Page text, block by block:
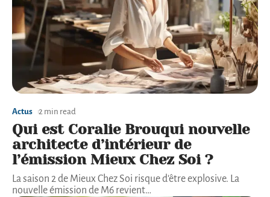
Actus 2 min read
Qui est Coralie Brouqui nouvelle
architecte d’intérieur de
l’émission Mieux Chez Soi ?
La saison 2 de Mieux Chez Soi risque d'être explosive. La
nouvelle émission de M6 revient…